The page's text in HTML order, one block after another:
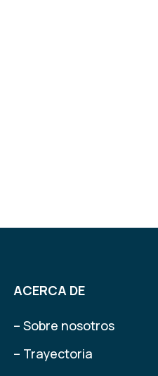
ACERCA DE
– Sobre nosotros
– Trayectoria